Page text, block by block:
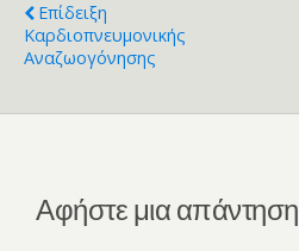
Επίδειξη
Καρδιοπνευμονικής
Αναζωογόνησης
Αφήστε μια απάντηση